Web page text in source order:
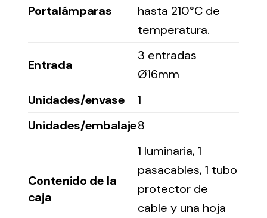
Portalámparas
hasta 210°C de
temperatura.
Entrada
3 entradas
Ø16mm
Unidades/envase
1
Unidades/embalaje8
Contenido de la
caja
1 luminaria, 1
pasacables, 1 tubo
protector de
cable y una hoja